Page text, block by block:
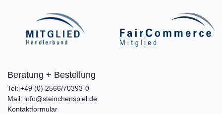
Beratung + Bestellung
Tel: +49 (0) 2566/70393-0
Mail: info@steinchenspiel.de
Kontaktformular